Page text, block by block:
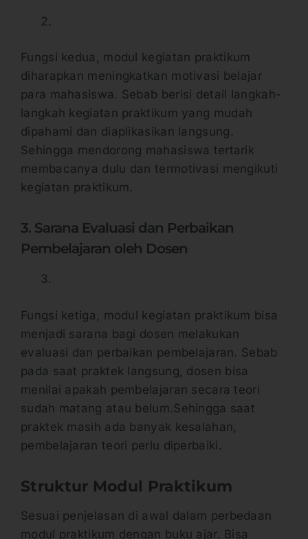
Fungsi kedua, modul kegiatan praktikum
diharapkan meningkatkan motivasi belajar
para mahasiswa. Sebab berisi detail langkah-
langkah kegiatan praktikum yang mudah
dipahami dan diaplikasikan langsung.
Sehingga mendorong mahasiswa tertarik
membacanya dulu dan termotivasi mengikuti
kegiatan praktikum.
3. Sarana Evaluasi dan Perbaikan
Pembelajaran oleh Dosen
Fungsi ketiga, modul kegiatan praktikum bisa
menjadi sarana bagi dosen melakukan
evaluasi dan perbaikan pembelajaran. Sebab
pada saat praktek langsung, dosen bisa
menilai apakah pembelajaran secara teori
sudah matang atau belum.Sehingga saat
praktek masih ada banyak kesalahan,
pembelajaran teori perlu diperbaiki.
Struktur Modul Praktikum
Sesuai penjelasan di awal dalam perbedaan
modul praktikum dengan buku ajar. Bisa